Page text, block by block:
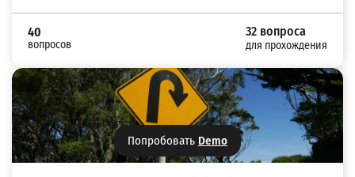
40
вопросов
32 вопроса
для прохождения
Попробовать Demo